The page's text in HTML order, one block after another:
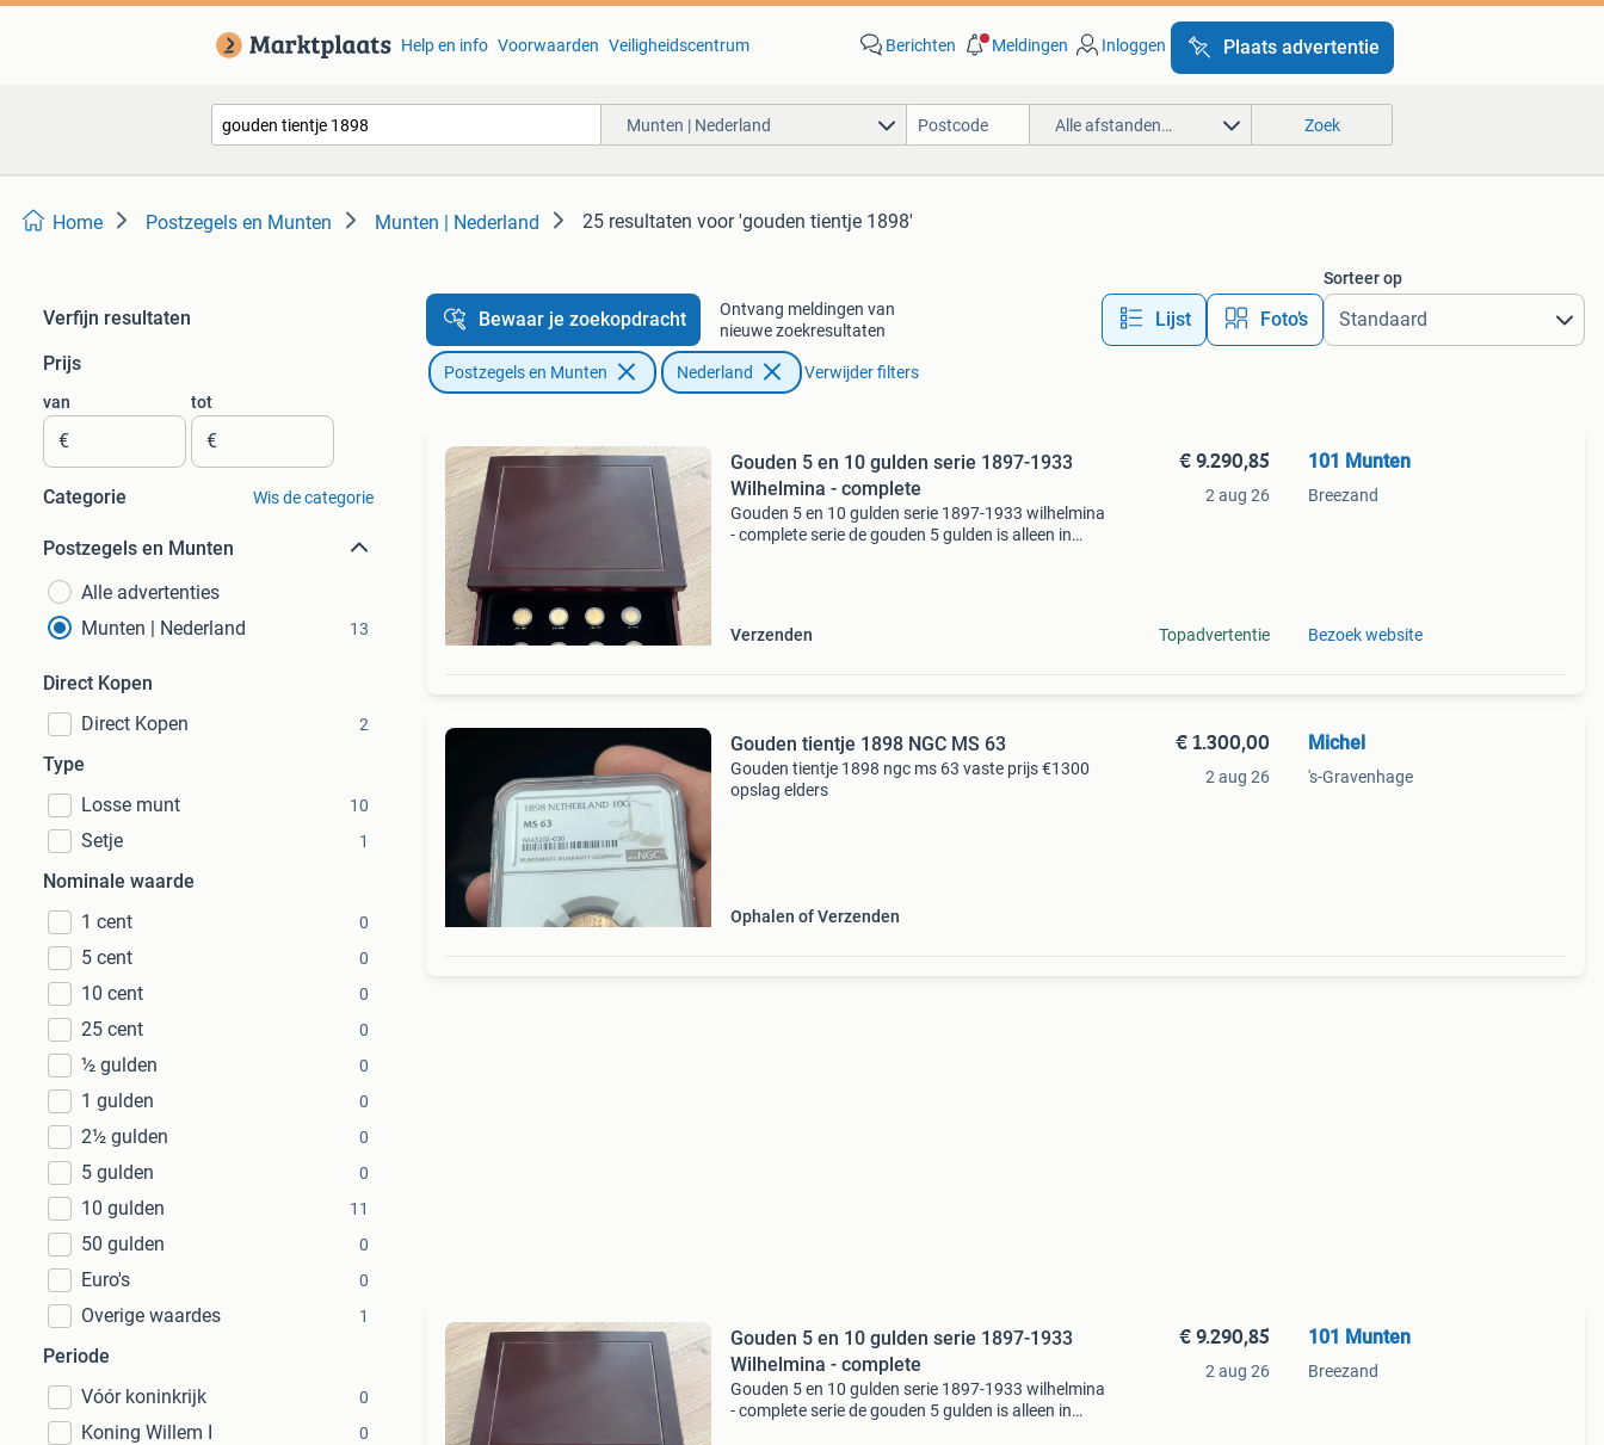
Help en info Voorwaarden Veiligheidscentrum Berichten Meldingen Inloggen Plaats advertentie
Munten | Nederland Alle afstanden… Zoek
Home Postzegels en Munten Munten | Nederland 25 resultaten voor 'gouden tientje 1898'
Verfijn resultaten
Prijs
van
€
tot
€
Categorie Wis de categorie
Postzegels en Munten
Alle advertenties
Munten | Nederland
13
Direct Kopen
Direct Kopen
2
Type
Losse munt
10
Setje 1
Nominale waarde
1 cent
0
5 cent 0
10 cent 0
25 cent 0
½ gulden 0
1 gulden 0
2½ gulden 0
5 gulden 0
10 gulden 11
50 gulden 0
Euro's 0
Overige waardes 1
Periode
Vóór koninkrijk
0
Koning Willem I 0
Bewaar je zoekopdracht
Ontvang meldingen van
nieuwe zoekresultaten
Lijst Foto’s
Sorteer op
Postzegels en Munten Nederland Verwijder filters
Gouden 5 en 10 gulden serie 1897-1933
Wilhelmina - complete
Gouden 5 en 10 gulden serie 1897-1933 wilhelmina
- complete serie de gouden 5 gulden is alleen in
Verzenden
€ 9.290,85
2 aug 26
Topadvertentie
101 Munten
Breezand
Bezoek website
Gouden tientje 1898 NGC MS 63
Gouden tientje 1898 ngc ms 63 vaste prijs €1300
opslag elders
Ophalen of Verzenden
€ 1.300,00
2 aug 26
Michel
's-Gravenhage
Gouden 5 en 10 gulden serie 1897-1933
Wilhelmina - complete
Gouden 5 en 10 gulden serie 1897-1933 wilhelmina
- complete serie de gouden 5 gulden is alleen in
€ 9.290,85
2 aug 26
101 Munten
Breezand